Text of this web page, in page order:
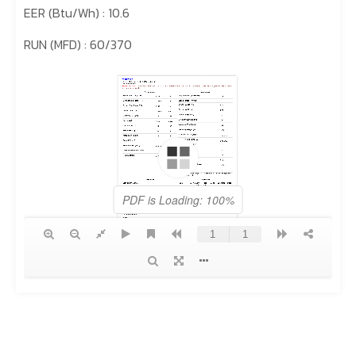
EER (Btu/Wh) : 10.6
RUN (MFD) : 60/370